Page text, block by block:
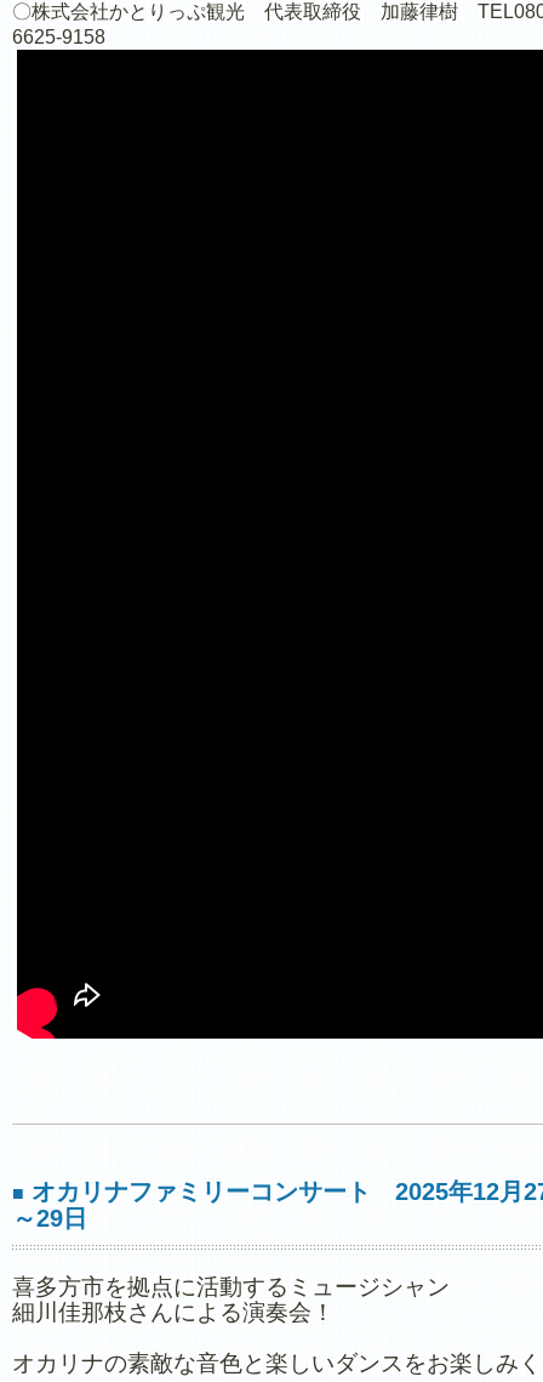
〇株式会社かとりっぷ観光 代表取締役 加藤律樹
6625-9158
■ オカリナファミリーコンサート 2025年12月
～29日
喜多方市を拠点に活動するミュージシャン
細川佳那枝さんによる演奏会！
オカリナの素敵な音色と楽しいダンスをお楽しみ